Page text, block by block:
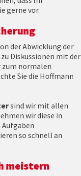
gerne vor.
der Abwicklung der
Diskussionen mit der
zum normalen
Sie die Hoffmann
sind wir mit allen
wir diese in
so schnell an
meistern